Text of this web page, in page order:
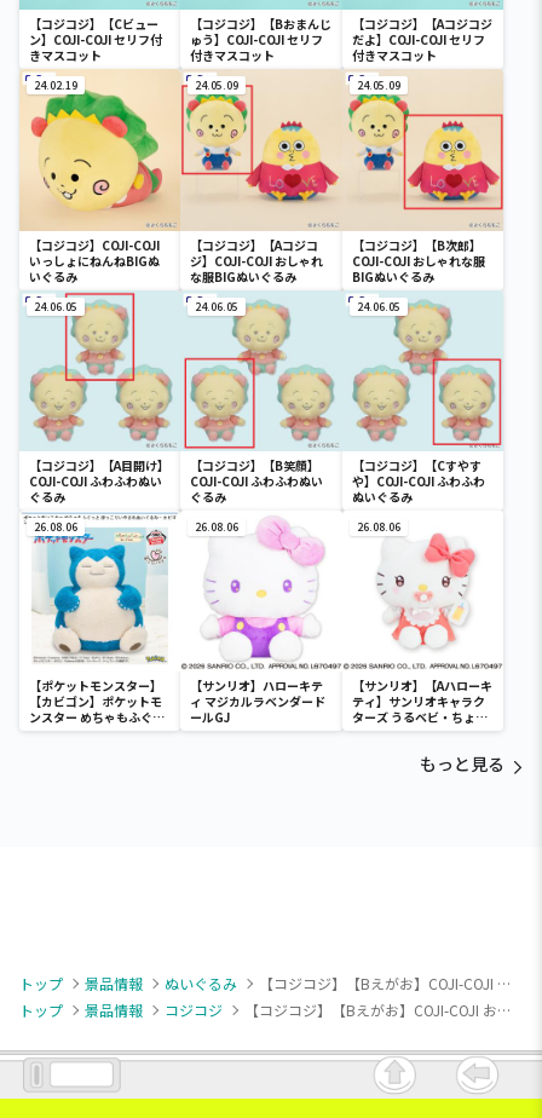
【コジコジ】【Cビュー
ン】COJI-COJI セリフ付
きマスコット
【コジコジ】【Bおまんじ
ゅう】COJI-COJI セリフ
付きマスコット
【コジコジ】【Aコジコジ
だよ】COJI-COJI セリフ
付きマスコット
24.02.19
【コジコジ】COJI-COJI
いっしょにねんねBIGぬ
いぐるみ
24.05.09
【コジコジ】【Aコジコ
ジ】COJI-COJI おしゃれ
な服BIGぬいぐるみ
24.05.09
【コジコジ】【B次郎】
COJI-COJI おしゃれな服
BIGぬいぐるみ
24.06.05
【コジコジ】【A目開け】
COJI-COJI ふわふわぬい
ぐるみ
24.06.05
【コジコジ】【B笑顔】
COJI-COJI ふわふわぬい
ぐるみ
24.06.05
【コジコジ】【Cすやす
や】COJI-COJI ふわふわ
ぬいぐるみ
26.08.06
【ポケットモンスター】
【カビゴン】ポケットモ
ンスター めちゃもふぐっ
と ほっこりいやされぬい
26.08.06
【サンリオ】ハローキテ
ィ マジカルラベンダード
ールGJ
26.08.06
【サンリオ】【Aハローキ
ティ】サンリオキャラク
ターズ うるベビ・ちょい
デカドール
もっと見る
トップ 景品情報 ぬいぐるみ
【コジコジ】【Bえがお】COJI-COJI お茶の時間BIGぬいぐるみ
トップ
景品情報 コジコジ 【コジコジ】【Bえがお】COJI-COJI お茶の時間BIGぬいぐるみ